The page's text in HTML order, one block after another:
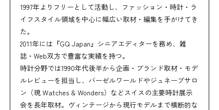
1997年よりフリーとして活動し、ファッション・時計・ラ
イフスタイル領域を中心に幅広い取材・編集を手がけてき
た。
2011年には『GQ Japan』シニアエディターを務め、雑
誌・Web双方で豊富な実績を持つ。
時計分野では1990年代後半から企画・ブランド取材・モデ
ルレビューを担当し、バーゼルワールドやジュネーブサロ
ン（現 Watches & Wonders）などスイスの主要時計展示
会を長年取材。ヴィンテージから現行モデルまで横断的な